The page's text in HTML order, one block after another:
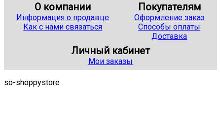
О компании
Информация о продавце
Как с нами связаться
Покупателям
Оформление заказ
Способы оплаты
Доставка
Личный кабинет
Мои заказы
so-shoppystore